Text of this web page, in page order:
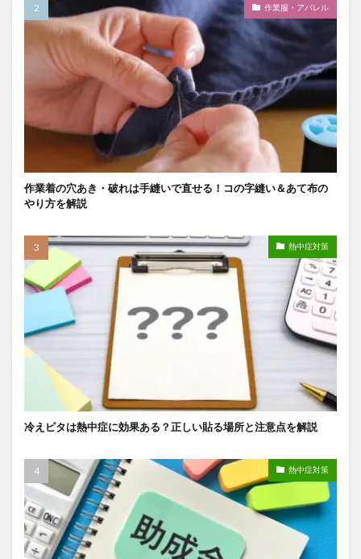
作業服・アパレル
作業着の穴あき・破れは手縫いで直せる！コの字縫い＆あて布の
やり方を解説
熱中症対策
冷えピタは熱中症に効果ある？正しい貼る場所と注意点を解説
熱中症対策